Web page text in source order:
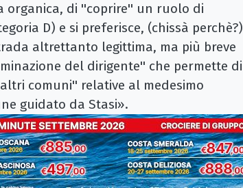
organica, di ''coprire'' un ruolo di
D) e si preferisce, (chissà perchè?)
altrettanto legittima, ma più breve
del dirigente'' che permette di
comuni'' relative al medesimo
guidato da Stasi».